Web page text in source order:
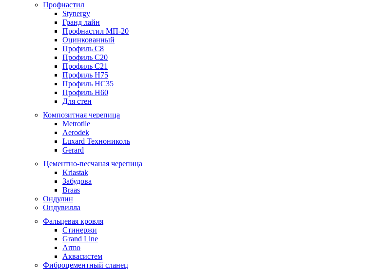
Профнастил
Stynergy
Гранд лайн
Профнастил МП-20
Оцинкованный
Профиль С8
Профиль С20
Профиль С21
Профиль Н75
Профиль НС35
Профиль Н60
Для стен
Композитная черепица
Metrotile
Aerodek
Luxard Технониколь
Gerard
Цементно-песчаная черепица
Kriastak
Забудова
Braas
Ондулин
Ондувилла
Фальцевая кровля
Стинержи
Grand Line
Armo
Аквасистем
Фиброцементный сланец